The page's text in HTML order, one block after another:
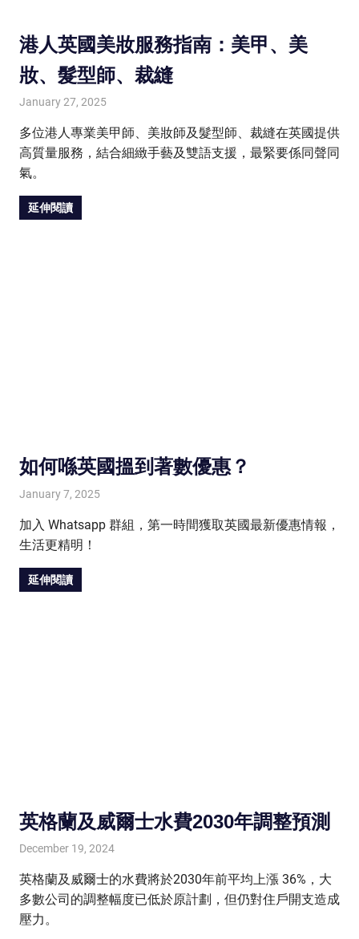
港人英國美妝服務指南：美甲、美
妝、髮型師、裁縫
January 27, 2025
多位港人專業美甲師、美妝師及髮型師、裁縫在英國提供
高質量服務，結合細緻手藝及雙語支援，最緊要係同聲同
氣。
延伸閱讀
如何喺英國搵到著數優惠？
January 7, 2025
加入 Whatsapp 群組，第一時間獲取英國最新優惠情報，
生活更精明！
延伸閱讀
英格蘭及威爾士水費2030年調整預測
December 19, 2024
英格蘭及威爾士的水費將於2030年前平均上漲 36%，大
多數公司的調整幅度已低於原計劃，但仍對住戶開支造成
壓力。